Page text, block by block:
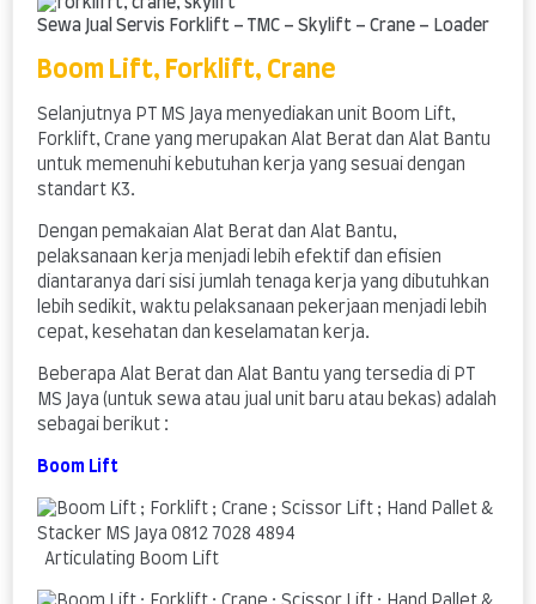
Sewa Jual Servis Forklift – TMC – Skylift – Crane – Loader
Boom Lift, Forklift, Crane
Selanjutnya PT MS Jaya menyediakan unit Boom Lift,
Forklift, Crane yang merupakan Alat Berat dan Alat Bantu
untuk memenuhi kebutuhan kerja yang sesuai dengan
standart K3.
Dengan pemakaian Alat Berat dan Alat Bantu,
pelaksanaan kerja menjadi lebih efektif dan efisien
diantaranya dari sisi jumlah tenaga kerja yang dibutuhkan
lebih sedikit, waktu pelaksanaan pekerjaan menjadi lebih
cepat, kesehatan dan keselamatan kerja.
Beberapa Alat Berat dan Alat Bantu yang tersedia di PT
MS Jaya (untuk sewa atau jual unit baru atau bekas) adalah
sebagai berikut :
Boom Lift
Articulating Boom Lift